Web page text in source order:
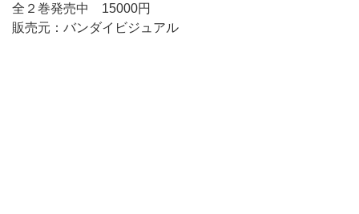
全２巻発売中 15000円
販売元：バンダイビジュアル